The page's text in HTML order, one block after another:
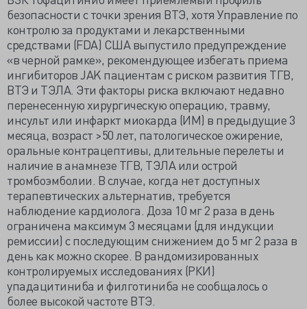
безопасности с точки зрения ВТЭ, хотя Управление по
контролю за продуктами и лекарственными
средствами (FDA) США выпустило предупреждение
«в черной рамке», рекомендующее избегать приема
ингибиторов JAK пациентам с риском развития ТГВ,
ВТЭ и ТЭЛА. Эти факторы риска включают недавно
перенесенную хирургическую операцию, травму,
инсульт или инфаркт миокарда (ИМ) в предыдущие 3
месяца, возраст >50 лет, патологическое ожирение,
оральные контрацептивы, длительные перелеты и
наличие в анамнезе ТГВ, ТЭЛА или острой
тромбоэмболии. В случае, когда нет доступных
терапевтических альтернатив, требуется
наблюдение кардиолога. Доза 10 мг 2 раза в день
ограничена максимум 3 месяцами (для индукции
ремиссии) с последующим снижением до 5 мг 2 раза в
день как можно скорее. В рандомизированных
контролируемых исследованиях (РКИ)
упадацитиниба и филготиниба не сообщалось о
более высокой частоте ВТЭ.